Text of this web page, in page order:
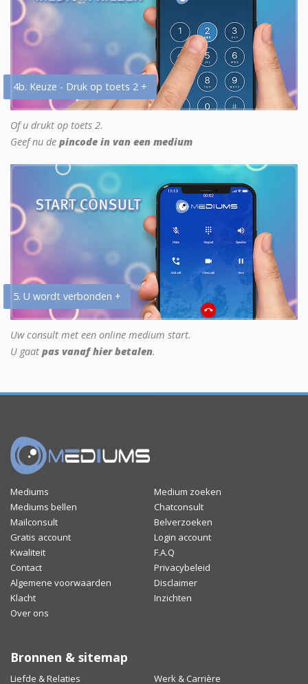
4b. Keuze - Druk op toets 2 +
Of u drukt op toets 2.
Geef nu de pincode in van een medium
5. U wordt verbonden +
Uw consult met een online medium start.
U gaat pas vanaf hier betalen.
Mediums
Medium zoeken
Mediums bellen
Chatconsult
Mailconsult
Belverzoeken
Gratis account
Login account
Kwaliteit
F.A.Q
Contact
Privacybeleid
Algemene voorwaarden
Disclaimer
Klacht
Inzichten
Over ons
Bronnen & sitemap
Liefde & Relaties Werk & Carrière